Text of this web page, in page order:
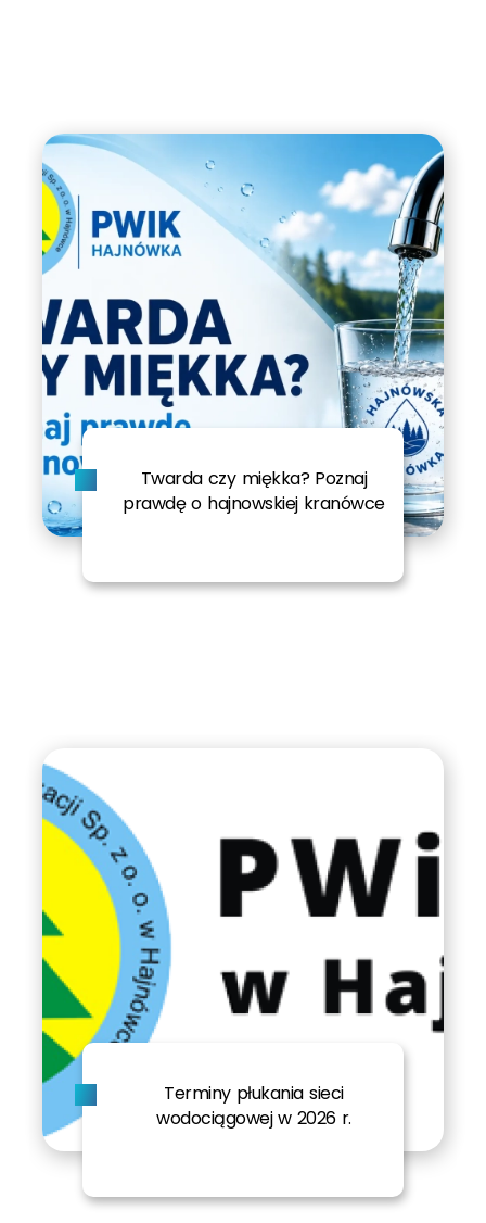
Twarda czy miękka? Poznaj
prawdę o hajnowskiej kranówce
Terminy płukania sieci
wodociągowej w 2026 r.